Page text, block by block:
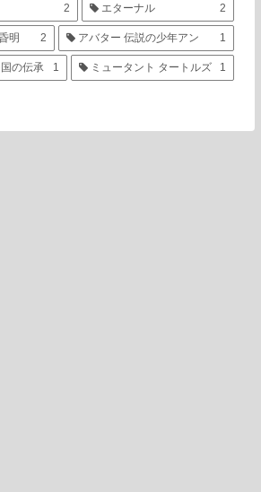
2 エターナル 2
明 2 アバター 伝説の少年アン 1
の伝承 1 ミュータント タートルズ 1